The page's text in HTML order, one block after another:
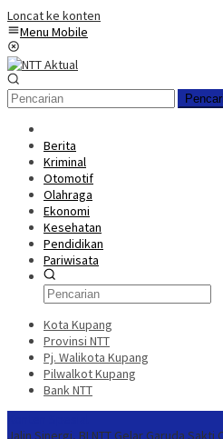
Loncat ke konten
Menu Mobile
Berita
Kriminal
Otomotif
Olahraga
Ekonomi
Kesehatan
Pendidikan
Pariwisata
Kota Kupang
Provinsi NTT
Pj. Walikota Kupang
Pilwalkot Kupang
Bank NTT
Jalin Sinergi, BI NTT Gelar Garuda